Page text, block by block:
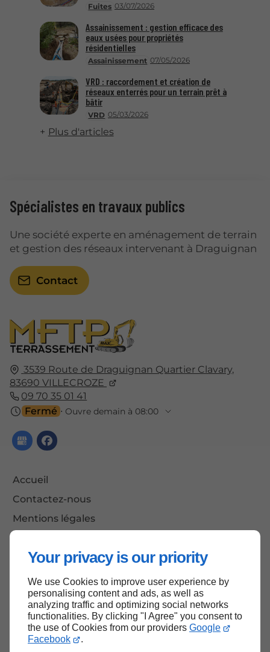
Your privacy is our priority
We use Cookies to improve user experience by
personalising content and ads, as well as
analyzing traffic and optimizing social networks
functionalities. By clicking "I Agree" you consent to
the use of Cookies from our providers Google
Facebook
.
Fuites 03/07/2026
Assainissement 07/05/2026
Assainissement : gestion efficace des
eaux usées pour propriétés
résidentielles
VRD 05/03/2026
VRD : raccordement et création de
réseaux enterrés pour un terrain prêt à
bâtir
Plus d'articles
3539 Route de Draguignan Quartier Clavary,
83690 VILLECROZE
09 70 35 01 41
Fermé ⋅ Ouvre demain à 08:00
Accueil
Contactez-nous
Mentions légales
Spécialistes en travaux publics
Une société experte en aménagement de terrain
et gestion des réseaux intervenant à Draguignan
Contact
Haut de page